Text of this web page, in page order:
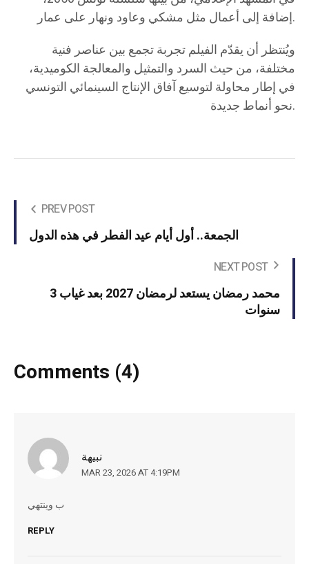
إضافة إلى أعمال مثل مشكي وعاود ونهار على عمار.
ويُنتظر أن يقدّم الفيلم تجربة تجمع بين عناصر فنية
مختلفة، من حيث السرد والتمثيل والمعالجة الكوميدية،
في إطار محاولة لتوسيع آفاق الإنتاج السينمائي التونسي
نحو أنماط جديدة.
PREV POST
الجمعة.. أول أيام عيد الفطر في هذه الدول
NEXT POST
محمد رمضان يستعد لرمضان 2027 بعد غياب 3
سنوات
Comments (4)
نبيهة
MAR 23, 2026 AT 4:19PM
ب وينتهي
REPLY